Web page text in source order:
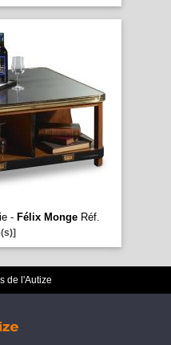
- Félix MongeRéf.
de l'Autize